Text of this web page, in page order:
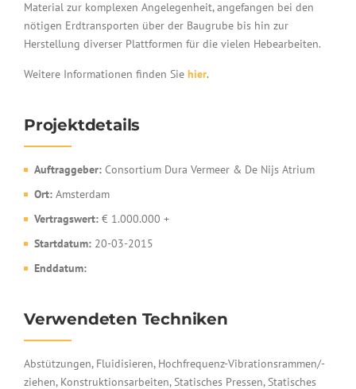
Material zur komplexen Angelegenheit, angefangen bei den
nötigen Erdtransporten über der Baugrube bis hin zur
Herstellung diverser Plattformen für die vielen Hebearbeiten.
Weitere Informationen finden Sie hier.
Projektdetails
Auftraggeber: Consortium Dura Vermeer & De Nijs Atrium
Ort: Amsterdam
Vertragswert: € 1.000.000 +
Startdatum: 20-03-2015
Enddatum:
Verwendeten Techniken
Abstützungen, Fluidisieren, Hochfrequenz-Vibrationsrammen/-
ziehen, Konstruktionsarbeiten, Statisches Pressen, Statisches